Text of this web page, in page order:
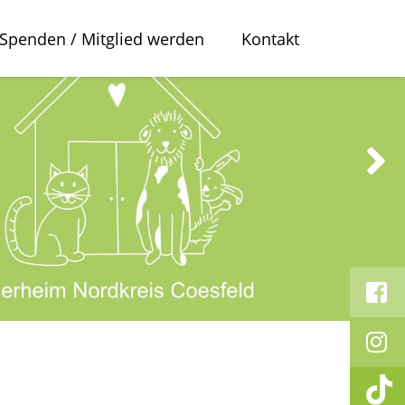
Spenden / Mitglied werden Kontakt